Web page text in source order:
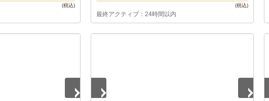
最終アクティブ：24時間以内